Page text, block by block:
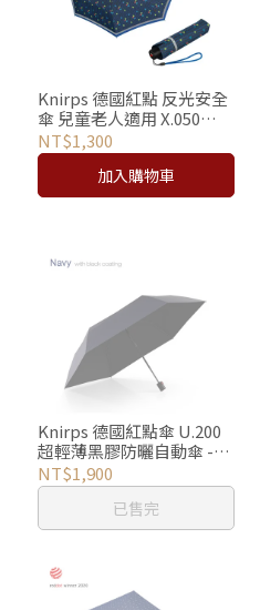
Knirps 德國紅點 反光安全
傘 兒童老人適用 X.050
Rookie / Triple Blue
NT$1,300
加入購物車
Knirps 德國紅點傘 U.200
超輕薄黑膠防曬自動傘 -
Navy
NT$1,900
已售完